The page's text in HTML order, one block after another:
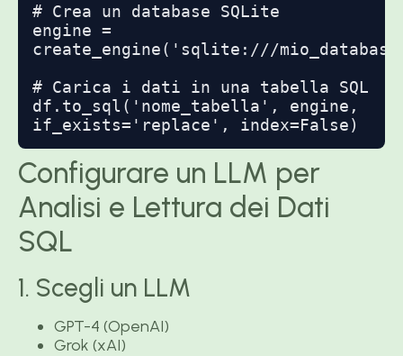
# Crea un database SQLite
engine =
create_engine('sqlite:///
# Carica i dati in una tabella SQL
df.to_sql('nome_tabella', engine,
if_exists='replace', index=False)
Configurare un LLM per
Analisi e Lettura dei Dati
SQL
1. Scegli un LLM
GPT-4 (OpenAI)
Grok (xAI)